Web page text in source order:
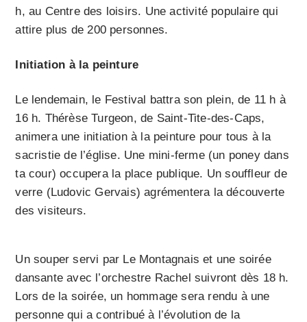
h, au Centre des loisirs. Une activité populaire qui
attire plus de 200 personnes.
Initiation à la peinture
Le lendemain, le Festival battra son plein, de 11 h à
16 h. Thérèse Turgeon, de Saint-Tite-des-Caps,
animera une initiation à la peinture pour tous à la
sacristie de l’église. Une mini-ferme (un poney dans
ta cour) occupera la place publique. Un souffleur de
verre (Ludovic Gervais) agrémentera la découverte
des visiteurs.
Un souper servi par Le Montagnais et une soirée
dansante avec l’orchestre Rachel suivront dès 18 h.
Lors de la soirée, un hommage sera rendu à une
personne qui a contribué à l’évolution de la